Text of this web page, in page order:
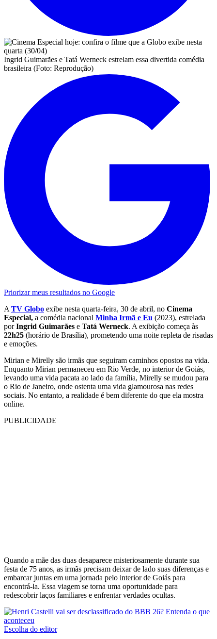
Ingrid Guimarães e Tatá Werneck estrelam essa divertida comédia
brasileira (Foto: Reprodução)
Priorizar meus resultados no Google
A TV Globo exibe nesta quarta-feira, 30 de abril, no Cinema
Especial, a comédia nacional Minha Irmã e Eu (2023), estrelada
porIngrid Guimarães e Tatá Werneck. A exibição começa às
22h25 (horário de Brasília), prometendo uma noite repleta de risadas
e emoções.
Mirian e Mirelly são irmãs que seguiram caminhos opostos na vida.
Enquanto Mirian permaneceu em Rio Verde, no interior de Goiás,
levando uma vida pacata ao lado da família, Mirelly se mudou para
o Rio de Janeiro, onde ostenta uma vida glamourosa nas redes
sociais. No entanto, a realidade é bem diferente do que ela mostra
online.
PUBLICIDADE
Quando a mãe das duas desaparece misteriosamente durante sua
festa de 75 anos, as irmãs precisam deixar de lado suas diferenças e
embarcar juntas em uma jornada pelo interior de Goiás para
encontrá-la. Essa viagem se torna uma oportunidade para
redescobrir laços familiares e enfrentar verdades ocultas.
Escolha do editor